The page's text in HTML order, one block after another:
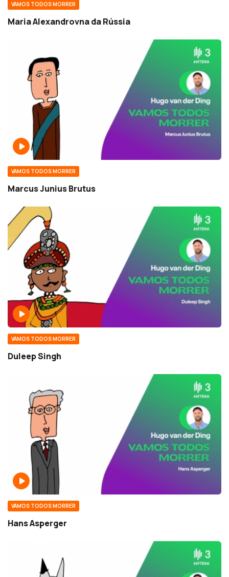
VAMOS TODOS MORRER
Maria Alexandrovna da Rússia
VAMOS TODOS MORRER
Marcus Junius Brutus
VAMOS TODOS MORRER
Duleep Singh
VAMOS TODOS MORRER
Hans Asperger